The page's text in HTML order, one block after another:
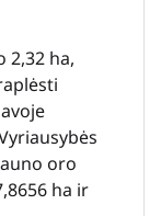
2,32 ha,
oro
ha ir